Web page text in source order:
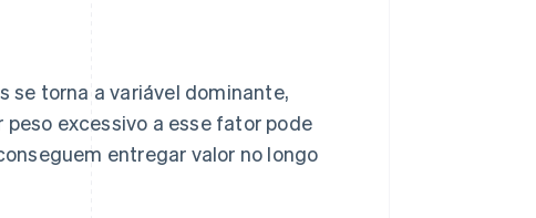
se torna a variável dominante,
peso excessivo a esse fator pode
entregar valor no longo